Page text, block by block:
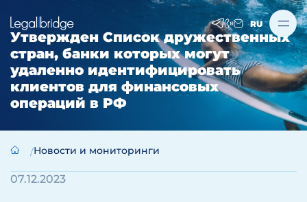
RU
Утвержден Список дружественных
стран, банки которых могут
удаленно идентифицировать
клиентов для финансовых
операций в РФ
Новости и мониторинги
07.12.2023